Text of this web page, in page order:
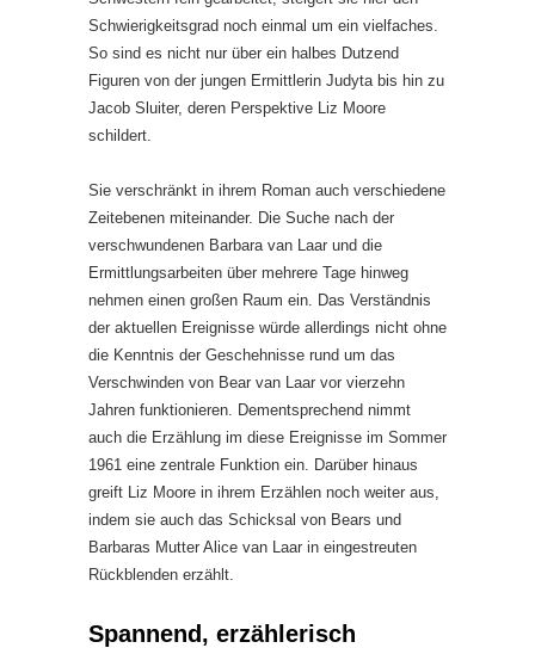
Schwierigkeitsgrad noch einmal um ein vielfaches.
So sind es nicht nur über ein halbes Dutzend
Figuren von der jungen Ermittlerin Judyta bis hin zu
Jacob Sluiter, deren Perspektive Liz Moore
schildert.
Sie verschränkt in ihrem Roman auch verschiedene
Zeitebenen miteinander. Die Suche nach der
verschwundenen Barbara van Laar und die
Ermittlungsarbeiten über mehrere Tage hinweg
nehmen einen großen Raum ein. Das Verständnis
der aktuellen Ereignisse würde allerdings nicht ohne
die Kenntnis der Geschehnisse rund um das
Verschwinden von Bear van Laar vor vierzehn
Jahren funktionieren. Dementsprechend nimmt
auch die Erzählung im diese Ereignisse im Sommer
1961 eine zentrale Funktion ein. Darüber hinaus
greift Liz Moore in ihrem Erzählen noch weiter aus,
indem sie auch das Schicksal von Bears und
Barbaras Mutter Alice van Laar in eingestreuten
Rückblenden erzählt.
Spannend, erzählerisch